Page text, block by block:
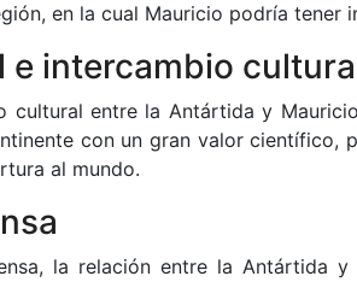
en la cual Mauricio podría tener
intercambio
cultural entre la Antártida y
con un gran valor científico,
al mundo.
la relación entre la Antártida